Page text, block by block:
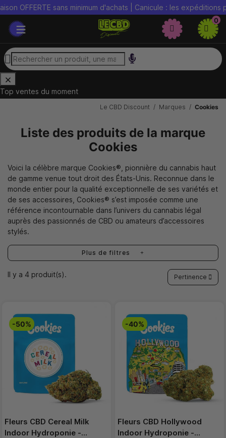
OFFERTE sans minimum d'achats | Canicule : les expéditions
0
Top ventes du moment
Le CBD Discount Marques Cookies
Liste des produits de la marque
Cookies
Voici la célèbre marque Cookies®, pionnière du cannabis haut
de gamme venue tout droit des États-Unis. Reconnue dans le
monde entier pour la qualité exceptionnelle de ses variétés et
de ses accessoires, Cookies® s’est imposée comme une
référence incontournable dans l’univers du cannabis légal
auprès des passionnés de CBD ou amateurs d’accessoires
stylés.
Plus de filtres
Il y a 4 produit(s). Pertinence
-50%
Fleurs CBD Cereal Milk
Indoor Hydroponie -…
-40%
Fleurs CBD Hollywood
Indoor Hydroponie -…